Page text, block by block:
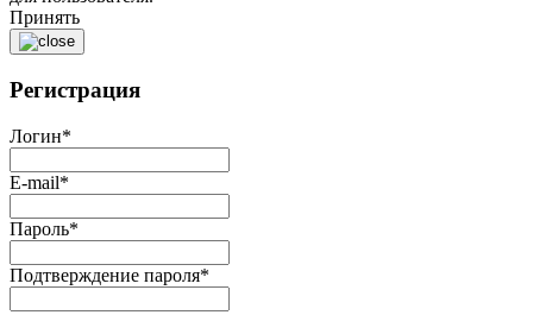
Принять
Регистрация
Логин*
E-mail*
Пароль*
Подтверждение пароля*